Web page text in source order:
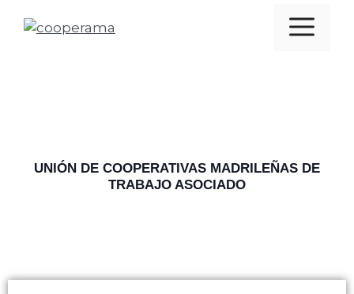
UNIÓN DE COOPERATIVAS MADRILEÑAS DE
TRABAJO ASOCIADO